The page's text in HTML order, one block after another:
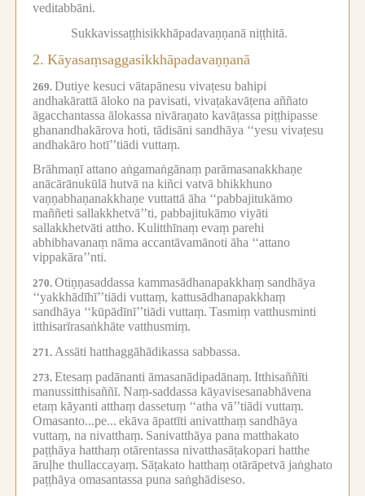
veditabbāni.
Sukkavissaṭṭhisikkhāpadavaṇṇanā niṭṭhitā.
2. Kāyasaṃsaggasikkhāpadavaṇṇanā
269. Dutiye kesuci vātapānesu vivaṭesu bahipi
andhakārattā āloko na pavisati, vivaṭakavāṭena aññato
āgacchantassa ālokassa nivāraṇato kavāṭassa piṭṭhipasse
ghanandhakārova hoti, tādisāni sandhāya ‘‘yesu vivaṭesu
andhakāro hotī’’tiādi vuttaṃ.
Brāhmaṇī attano aṅgamaṅgānaṃ parāmasanakkhaṇe
anācārānukūlā hutvā na kiñci vatvā bhikkhuno
vaṇṇabhaṇanakkhaṇe vuttattā āha ‘‘pabbajitukāmo
maññeti sallakkhetvā’’ti, pabbajitukāmo viyāti
sallakkhetvāti attho. Kulitthīnaṃ evaṃ parehi
abhibhavanaṃ nāma accantāvamānoti āha ‘‘attano
vippakāra’’nti.
270. Otiṇṇasaddassa kammasādhanapakkhaṃ sandhāya
‘‘yakkhādīhī’’tiādi vuttaṃ, kattusādhanapakkhaṃ
sandhāya ‘‘kūpādīnī’’tiādi vuttaṃ. Tasmiṃ vatthusminti
itthisarīrasaṅkhāte vatthusmiṃ.
271. Assāti hatthaggāhādikassa sabbassa.
273. Etesaṃ padānanti āmasanādipadānaṃ. Itthisaññīti
manussitthisaññī. Naṃ-saddassa kāyavisesanabhāvena
etaṃ kāyanti atthaṃ dassetuṃ ‘‘atha vā’’tiādi vuttaṃ.
Omasanto...pe... ekāva āpattīti anivatthaṃ sandhāya
vuttaṃ, na nivatthaṃ. Sanivatthāya pana matthakato
paṭṭhāya hatthaṃ otārentassa nivatthasāṭakopari hatthe
āruḷhe thullaccayaṃ. Sāṭakato hatthaṃ otārāpetvā jaṅghato
paṭṭhāya omasantassa puna saṅghādiseso.